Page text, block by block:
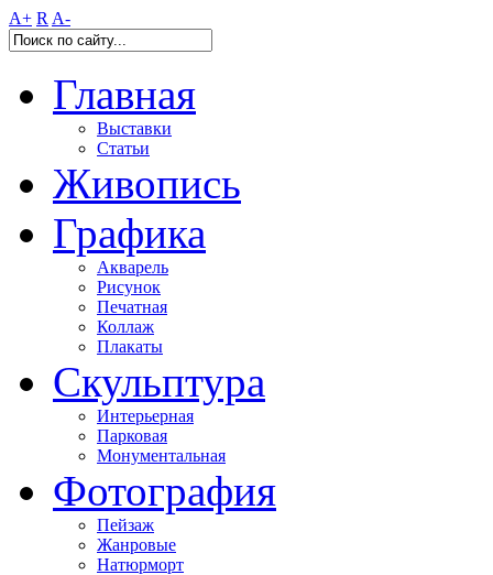
A+ R A-
Главная
Выставки
Статьи
Живопись
Графика
Акварель
Рисунок
Печатная
Коллаж
Плакаты
Скульптура
Интерьерная
Парковая
Монументальная
Фотография
Пейзаж
Жанровые
Натюрморт